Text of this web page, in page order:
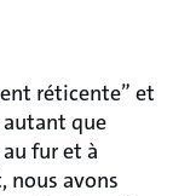
réticente” et
autant que
fur et à
nous avons